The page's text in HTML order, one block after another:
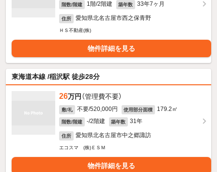
階数/階建 1階/2階建 築年数 33年7ヶ月
住所 愛知県北名古屋市西之保青野
ＨＳ不動産(株)
物件詳細を見る
東海道本線 /稲沢駅 徒歩28分
26万円 （管理費不要）
敷/礼 不要/520,000円 使用部分面積 179.2㎡
階数/階建 -/2階建 築年数 31年
住所 愛知県北名古屋市中之郷諏訪
エコスマ (株)ＥＳＭ
物件詳細を見る